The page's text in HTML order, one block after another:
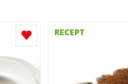
RECEPT